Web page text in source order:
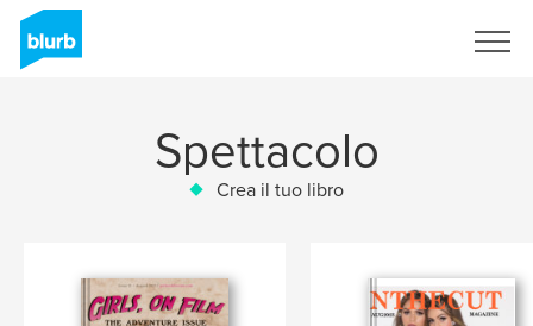
Spettacolo
Crea il tuo libro